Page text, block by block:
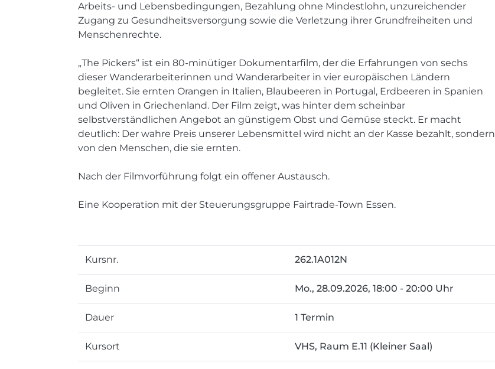
Arbeits- und Lebensbedingungen, Bezahlung ohne Mindestlohn, unzureichender
Zugang zu Gesundheitsversorgung sowie die Verletzung ihrer Grundfreiheiten und
Menschenrechte.
„The Pickers“ ist ein 80-minütiger Dokumentarfilm, der die Erfahrungen von sechs
dieser Wanderarbeiterinnen und Wanderarbeiter in vier europäischen Ländern
begleitet. Sie ernten Orangen in Italien, Blaubeeren in Portugal, Erdbeeren in Spanien
und Oliven in Griechenland. Der Film zeigt, was hinter dem scheinbar
selbstverständlichen Angebot an günstigem Obst und Gemüse steckt. Er macht
deutlich: Der wahre Preis unserer Lebensmittel wird nicht an der Kasse bezahlt, sondern
von den Menschen, die sie ernten.
Nach der Filmvorführung folgt ein offener Austausch.
Eine Kooperation mit der Steuerungsgruppe Fairtrade-Town Essen.
Kursnr. 262.1A012N
Beginn Mo., 28.09.2026, 18:00 - 20:00 Uhr
Dauer 1 Termin
Kursort VHS, Raum E.11 (Kleiner Saal)